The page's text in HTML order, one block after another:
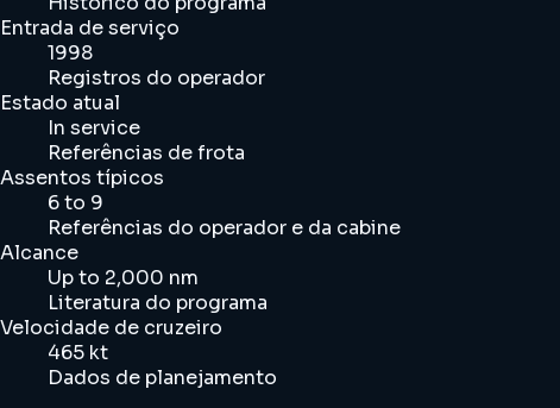
Entrada de serviço
1998
Registros do operador
Estado atual
In service
Referências de frota
Assentos típicos
6 to 9
Referências do operador e da cabine
Alcance
Up to 2,000 nm
Literatura do programa
Velocidade de cruzeiro
465 kt
Dados de planejamento